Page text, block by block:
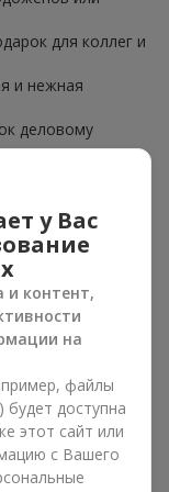
для коллег и
и нежная
деловому
для любого
восхищение,
в г.
включает
у Вас
и контент,
на
файлы
доступна
этот сайт или
с Вашего